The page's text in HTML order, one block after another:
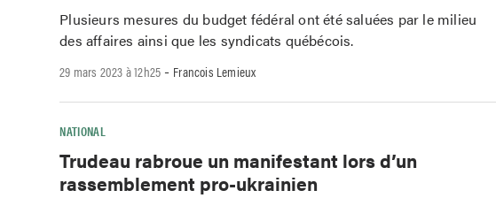
Plusieurs mesures du budget fédéral ont été saluées par le milieu
des affaires ainsi que les syndicats québécois.
29 mars 2023 à 12h25 - Francois Lemieux
NATIONAL
Trudeau rabroue un manifestant lors d’un
rassemblement pro-ukrainien